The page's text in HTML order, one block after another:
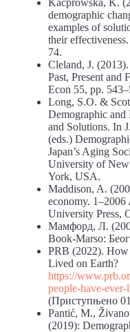
Kacprowska, K.
demographic
examples of
their
74.
Cleland, J.
Past, Present and
Econ 55, pp.
Long, S.O. &
Demographic and
and Solutions. In
(eds.)
Japan’s Aging
University of
York, USA.
Maddison, A.
economy.
University Press,
Мамфорд, Л.
Book-Marso:
PRB (2022).
Lived on Earth?
https://
people-have-
(Приступњено
Pantić, M.,
(2019):